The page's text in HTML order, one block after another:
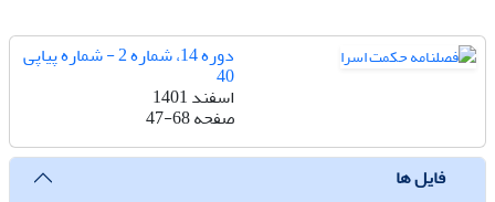
دوره 14، شماره 2 - شماره پیاپی
40
اسفند 1401
صفحه47-68
فایل ها